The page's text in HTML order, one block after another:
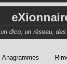
un dico, un réseau,
Anagrammes